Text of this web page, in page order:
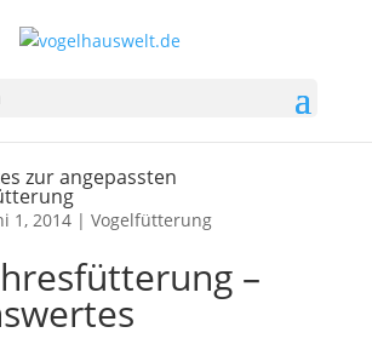
zur angepassten
1, 2014| Vogelfütterung
–